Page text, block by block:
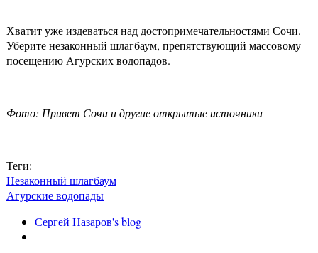
Хватит уже издеваться над достопримечательностями Сочи.
Уберите незаконный шлагбаум, препятствующий массовому
посещению Агурских водопадов.
Фото: Привет Сочи и другие открытые источники
Теги:
Незаконный шлагбаум
Агурские водопады
Сергей Назаров's blog